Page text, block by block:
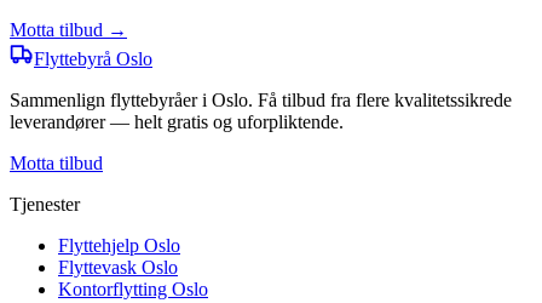
Motta tilbud →
Flyttebyrå Oslo
Sammenlign flyttebyråer i Oslo. Få tilbud fra flere kvalitetssikrede
leverandører — helt gratis og uforpliktende.
Motta tilbud
Tjenester
Flyttehjelp Oslo
Flyttevask Oslo
Kontorflytting Oslo